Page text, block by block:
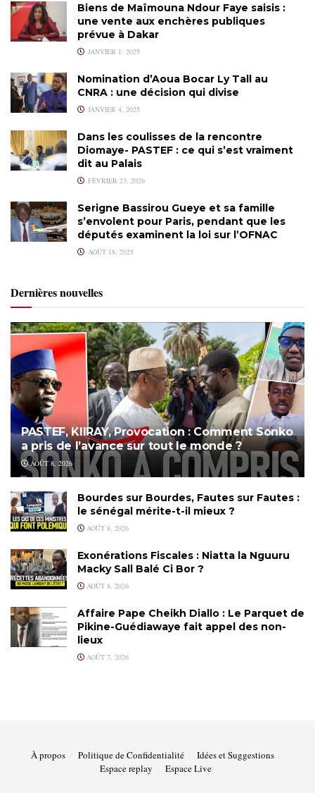
Biens de Maïmouna Ndour Faye saisis :
une vente aux enchères publiques
prévue à Dakar
JANVIER 1, 2025
Nomination d’Aoua Bocar Ly Tall au
CNRA : une décision qui divise
JANVIER 4, 2025
Dans les coulisses de la rencontre
Diomaye- PASTEF : ce qui s’est vraiment
dit au Palais
FÉVRIER 23, 2026
Serigne Bassirou Gueye et sa famille
s’envolent pour Paris, pendant que les
députés examinent la loi sur l’OFNAC
AOÛT 18, 2025
Dernières nouvelles
PASTEF, KIIRAY, Provocation : Comment Sonko
a pris de l’avance sur tout le monde ?
AOÛT 8, 2026
Bourdes sur Bourdes, Fautes sur Fautes :
le sénégal mérite-t-il mieux ?
AOÛT 8, 2026
Exonérations Fiscales : Niatta la Nguuru
Macky Sall Balé Ci Bor ?
AOÛT 8, 2026
Affaire Pape Cheikh Diallo : Le Parquet de
Pikine-Guédiawaye fait appel des non-
lieux
AOÛT 7, 2026
À propos Politique de Confidentialité
Idées et Suggestions
Espace replay
Espace Live